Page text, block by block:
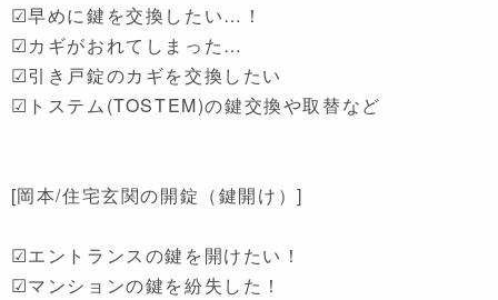
☑早めに鍵を交換したい…！
☑カギがおれてしまった…
☑引き戸錠のカギを交換したい
☑トステム(TOSTEM)の鍵交換や取替など
[岡本/住宅玄関の開錠（鍵開け）]
☑エントランスの鍵を開けたい！
☑マンションの鍵を紛失した！